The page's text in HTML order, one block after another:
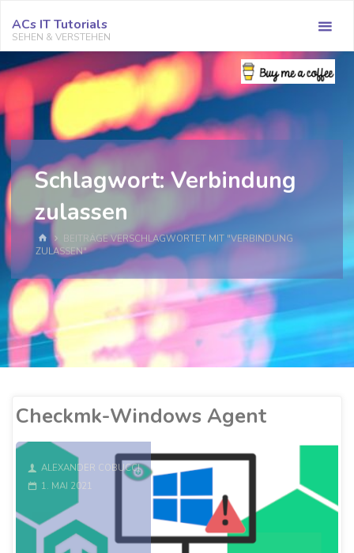
Inhalt
springen
ACs IT Tutorials
SEHEN & VERSTEHEN
Schlagwort:Verbindung
zulassen
STARTBEITRÄGE VERSCHLAGWORTET MIT "VERBINDUNG
ZULASSEN"
Checkmk-Windows Agent
ALEXANDER COBUCCI
1. MAI 2021